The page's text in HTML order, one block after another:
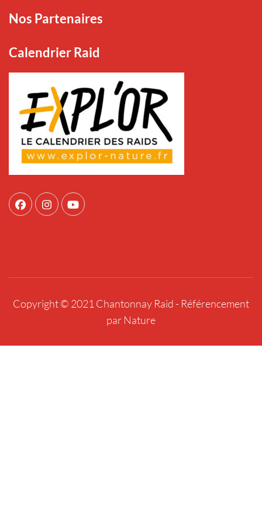
Nos Partenaires
Calendrier Raid
Copyright © 2021 Chantonnay Raid - Référencement
par Nature